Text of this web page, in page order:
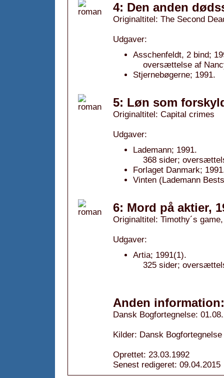
4: Den anden
Originaltitel: The Second
Udgaver:
Asschenfeldt, 2 bind;
oversættelse af
Stjernebøgerne; 1991.
5: Løn som
Originaltitel: Capital crimes
Udgaver:
Lademann; 1991.
368 sider;
Forlaget Danmark;
Vinten (Lademann
6: Mord på aktier,
Originaltitel: Timothy´s
Udgaver:
Artia; 1991(1).
325 sider;
Anden information:
Dansk Bogfortegnelse:
Kilder: Dansk
Oprettet: 23.03.1992
Senest redigeret: 09.04.2015